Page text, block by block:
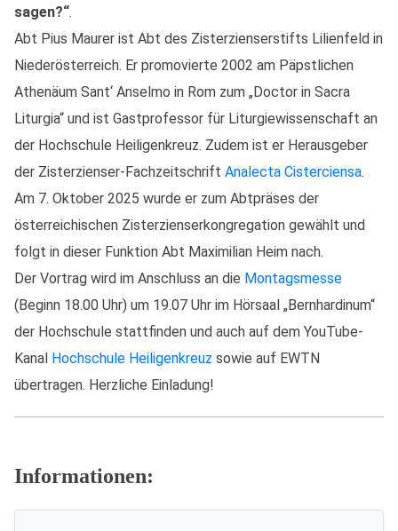
sagen?“.
Abt Pius Maurer ist Abt des Zisterzienserstifts Lilienfeld in
Niederösterreich. Er promovierte 2002 am Päpstlichen
Athenäum Sant‘ Anselmo in Rom zum „Doctor in Sacra
Liturgia“ und ist Gastprofessor für Liturgiewissenschaft an
der Hochschule Heiligenkreuz. Zudem ist er Herausgeber
der Zisterzienser-Fachzeitschrift Analecta Cisterciensa.
Am 7. Oktober 2025 wurde er zum Abtpräses der
österreichischen Zisterzienserkongregation gewählt und
folgt in dieser Funktion Abt Maximilian Heim nach.
Der Vortrag wird im Anschluss an die Montagsmesse
(Beginn 18.00 Uhr) um 19.07 Uhr im Hörsaal „Bernhardinum“
der Hochschule stattfinden und auch auf dem YouTube-
Kanal Hochschule Heiligenkreuz sowie auf EWTN
übertragen. Herzliche Einladung!
Informationen: